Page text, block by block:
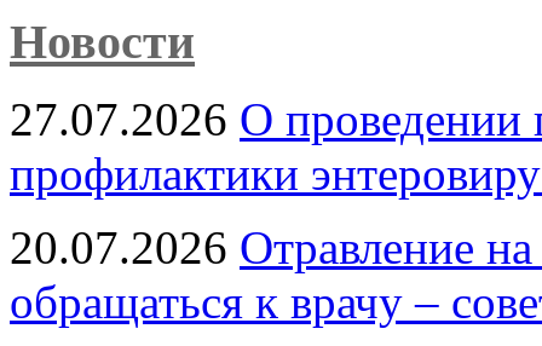
Новости
27.07.2026 О проведении
профилактики
20.07.2026 Отравление
обращаться к врачу –